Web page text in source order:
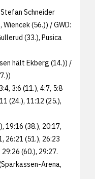
Schneider
Wiencek (56.)) / GWD:
(33.), Pusica
hält Ekberg (14.)) /
3:6 (11.), 4:7, 5:8
(24.), 11:12 (25.),
19:16 (38.), 20:17,
26:21 (51.), 26:23
(60.), 29:27.
Arena,